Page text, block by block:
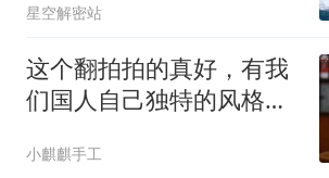
星空解密站
这个翻拍拍的真好，有我
们国人自己独特的风格魅
小麒麒手工